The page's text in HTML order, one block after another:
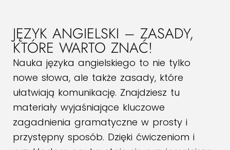
JĘZYK ANGIELSKI – ZASADY,
KTÓRE WARTO ZNAĆ!
Nauka języka angielskiego to nie tylko
nowe słowa, ale także zasady, które
ułatwiają komunikację. Znajdziesz tu
materiały wyjaśniające kluczowe
zagadnienia gramatyczne w prosty i
przystępny sposób. Dzięki ćwiczeniom i